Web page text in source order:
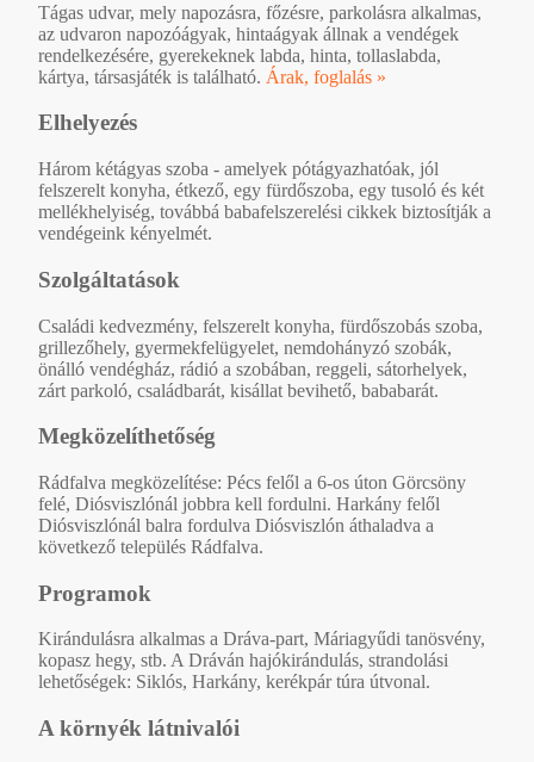
Tágas udvar, mely napozásra, főzésre, parkolásra alkalmas,
az udvaron napozóágyak, hintaágyak állnak a vendégek
rendelkezésére, gyerekeknek labda, hinta, tollaslabda,
kártya, társasjáték is található. Árak, foglalás »
Elhelyezés
Három kétágyas szoba - amelyek pótágyazhatóak, jól
felszerelt konyha, étkező, egy fürdőszoba, egy tusoló és két
mellékhelyiség, továbbá babafelszerelési cikkek biztosítják a
vendégeink kényelmét.
Szolgáltatások
Családi kedvezmény, felszerelt konyha, fürdőszobás szoba,
grillezőhely, gyermekfelügyelet, nemdohányzó szobák,
önálló vendégház, rádió a szobában, reggeli, sátorhelyek,
zárt parkoló, családbarát, kisállat bevihető, bababarát.
Megközelíthetőség
Rádfalva megközelítése: Pécs felől a 6-os úton Görcsöny
felé, Diósviszlónál jobbra kell fordulni. Harkány felől
Diósviszlónál balra fordulva Diósviszlón áthaladva a
következő település Rádfalva.
Programok
Kirándulásra alkalmas a Dráva-part, Máriagyűdi tanösvény,
kopasz hegy, stb. A Dráván hajókirándulás, strandolási
lehetőségek: Siklós, Harkány, kerékpár túra útvonal.
A környék látnivalói